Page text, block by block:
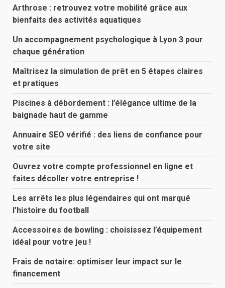
Arthrose : retrouvez votre mobilité grâce aux
bienfaits des activités aquatiques
Un accompagnement psychologique à Lyon 3 pour
chaque génération
Maîtrisez la simulation de prêt en 5 étapes claires
et pratiques
Piscines à débordement : l’élégance ultime de la
baignade haut de gamme
Annuaire SEO vérifié : des liens de confiance pour
votre site
Ouvrez votre compte professionnel en ligne et
faites décoller votre entreprise !
Les arrêts les plus légendaires qui ont marqué
l’histoire du football
Accessoires de bowling : choisissez l’équipement
idéal pour votre jeu !
Frais de notaire: optimiser leur impact sur le
financement